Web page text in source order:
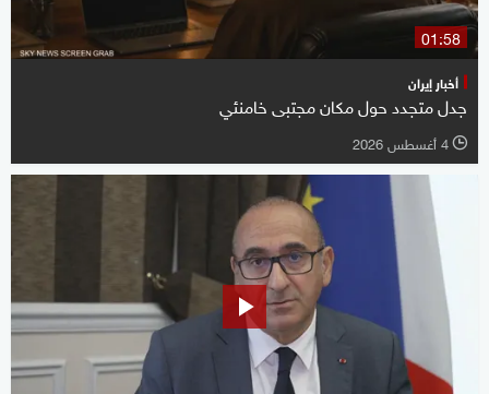
01:58
أخبار إيران
جدل متجدد حول مكان مجتبى خامنئي
l 4 أغسطس 2026